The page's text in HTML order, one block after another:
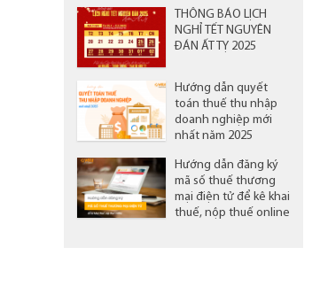
THÔNG BÁO LỊCH
NGHỈ TẾT NGUYÊN
ĐÁN ẤT TỴ 2025
Hướng dẫn quyết
toán thuế thu nhập
doanh nghiệp mới
nhất năm 2025
Hướng dẫn đăng ký
mã số thuế thương
mại điện tử để kê khai
thuế, nộp thuế online